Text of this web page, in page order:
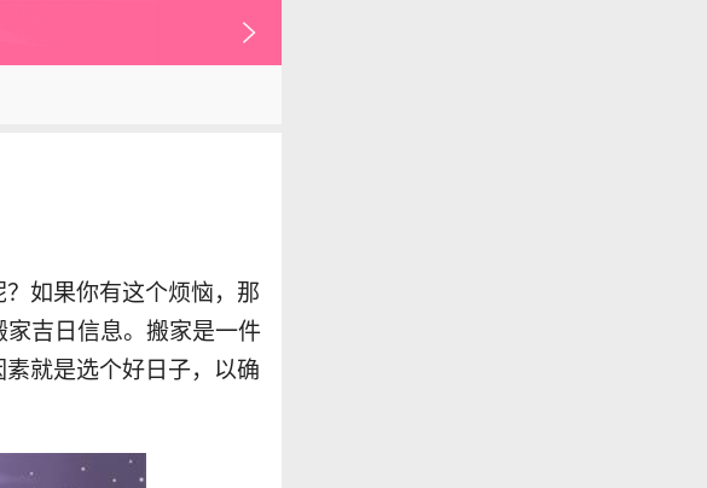
如果你有这个烦恼，那
吉日信息。搬家是一件
就是选个好日子，以确